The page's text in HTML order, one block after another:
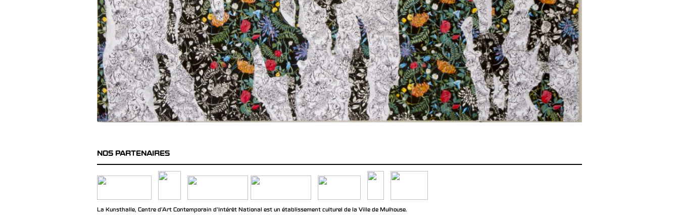
NOS PARTENAIRES
La Kunsthalle, Centre d’Art Contemporain d’Intérêt National est un établissement culturel de la Ville de Mulhouse.